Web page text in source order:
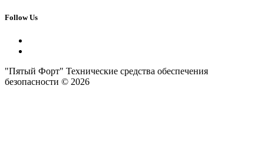
Follow Us
"Пятый Форт" Технические средства обеспечения
безопасности © 2026